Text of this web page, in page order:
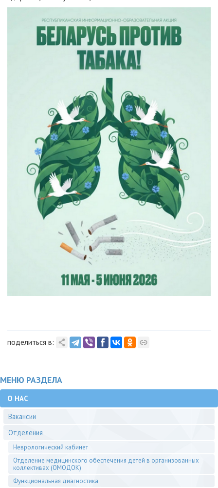
поделиться в:
МЕНЮ РАЗДЕЛА
О НАС
Вакансии
Отделения
Неврологический кабинет
Отделение медицинского обеспечения детей в организованных
коллективах (ОМОДОК)
Функциональная диагностика